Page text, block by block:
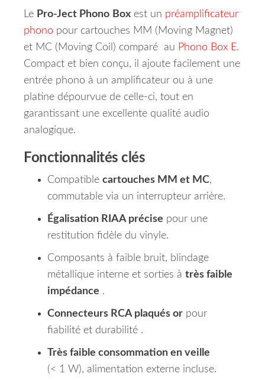
Le Pro‑Ject Phono Box est un préamplificateur
phono pour cartouches MM (Moving Magnet)
et MC (Moving Coil) comparé au Phono Box E.
Compact et bien conçu, il ajoute facilement une
entrée phono à un amplificateur ou à une
platine dépourvue de celle-ci, tout en
garantissant une excellente qualité audio
analogique.
Fonctionnalités clés
Compatible cartouches MM et MC,
commutable via un interrupteur arrière.
Égalisation RIAA précise pour une
restitution fidèle du vinyle.
Composants à faible bruit, blindage
métallique interne et sorties à très faible
impédance .
Connecteurs RCA plaqués or pour
fiabilité et durabilité .
Très faible consommation en veille
(< 1 W), alimentation externe incluse.